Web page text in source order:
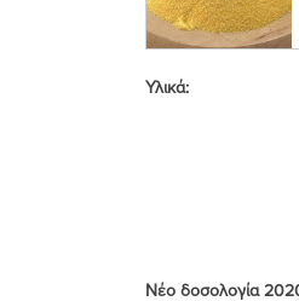
Υλικά:
Νέο δοσολογία